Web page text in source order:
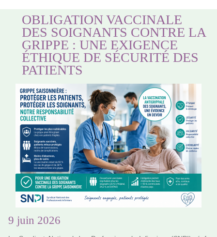
OBLIGATION VACCINALE
DES SOIGNANTS CONTRE LA
GRIPPE : UNE EXIGENCE
ÉTHIQUE DE SÉCURITÉ DES
PATIENTS
9 juin 2026